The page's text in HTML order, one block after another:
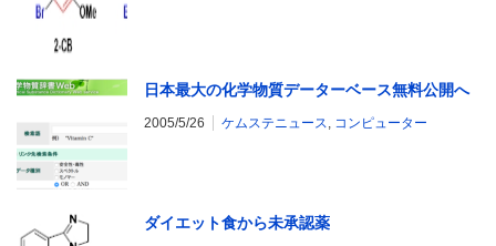
日本最大の化学物質データーベース無料公開へ
2005/5/26 ケムステニュース, コンピューター
ダイエット食から未承認薬